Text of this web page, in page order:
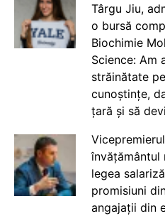
Târgu Jiu,
o bursă
Biochimie
Science: Am
străinătate
cunoștințe,
țară și să
învățământul
legea
promisiuni
angajații din